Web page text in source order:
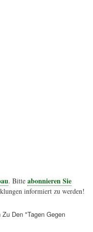
. Bitte abonnieren Sie
informiert zu werden!
Den "Tagen Gegen